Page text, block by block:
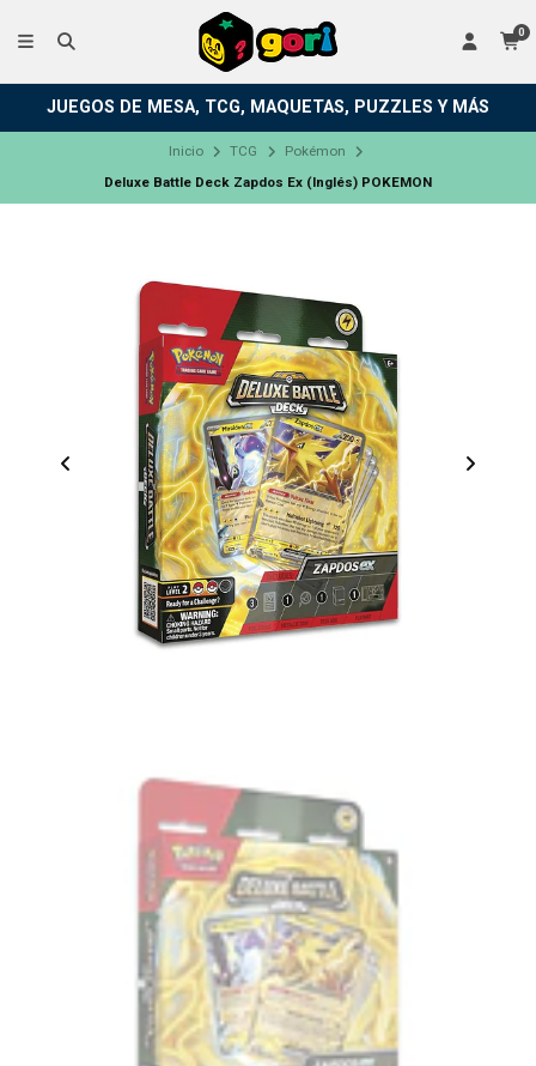
0
JUEGOS DE MESA, TCG, MAQUETAS, PUZZLES Y MÁS
Inicio TCG
Pokémon
Deluxe Battle Deck Zapdos Ex (Inglés) POKEMON